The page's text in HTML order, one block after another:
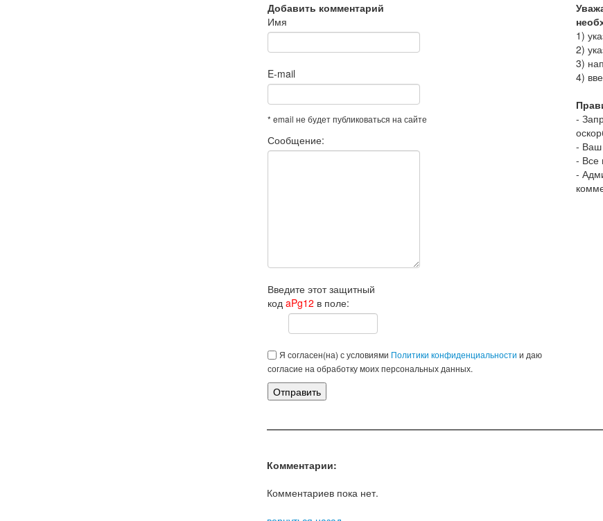
Добавить комментарий
Имя
E-mail
* email не будет публиковаться на сайте
Сообщение:
Введите этот защитный
код aPg12 в поле:
Я согласен(на) с условиями Политики конфиденциальности и даю
согласие на обработку моих персональных данных.
1)
2)
3)
4)
-
- Ваш
- Все
-
Комментарии:
Комментариев пока нет.